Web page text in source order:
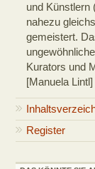
und Künstlern
nahezu
gemeistert.
Kurators und
[Manuela
Register